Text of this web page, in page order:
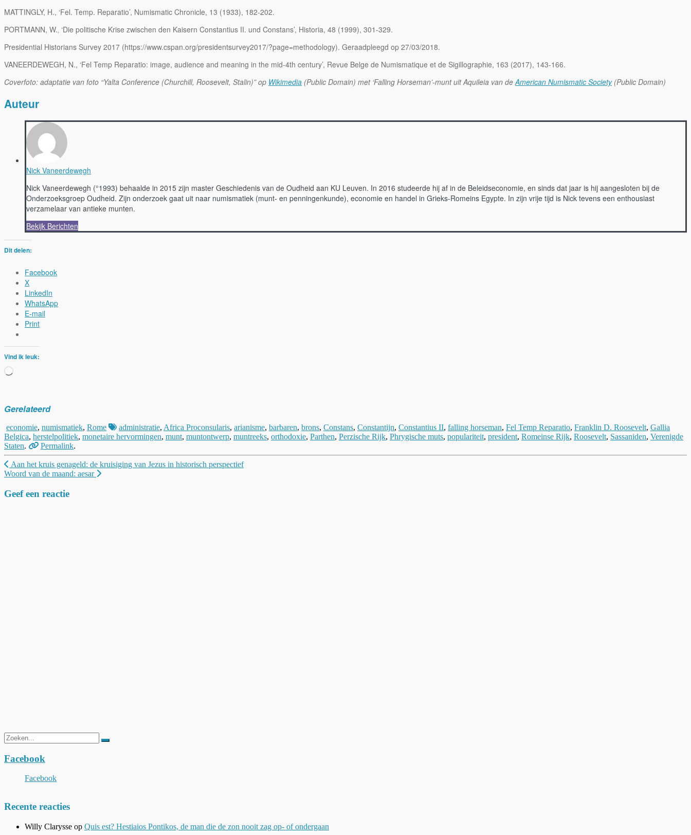
MATTINGLY, H., ‘Fel. Temp. Reparatio’, Numismatic Chronicle, 13 (1933), 182-202.
PORTMANN, W.‚ ‘Die politische Krise zwischen den Kaisern Constantius II. und Constans’, Historia, 48 (1999), 301-329.
Presidential Historians Survey 2017 (https://www.cspan.org/presidentsurvey2017/?page=methodology). Geraadpleegd op 27/03/2018.
VANEERDEWEGH, N., ‘Fel Temp Reparatio: image, audience and meaning in the mid-4th century’, Revue Belge de Numismatique et de Sigillographie, 163 (2017), 143-166.
Coverfoto: adaptatie van foto “Yalta Conference (Churchill, Roosevelt, Stalin)” op Wikimedia (Public Domain) met ‘Falling Horseman’-muntuit Aquileia van de American Numismatic Society(Public Domain)
Auteur
Nick Vaneerdewegh
Nick Vaneerdewegh (°1993) behaalde in 2015 zijn master Geschiedenis van de Oudheid aan KU Leuven. In 2016 studeerde hij af in de Beleidseconomie, en sinds dat jaar is hij aangesloten bij de
Onderzoeksgroep Oudheid. Zijn onderzoek gaat uit naar numismatiek (munt- en penningenkunde), economie en handel in Grieks-Romeins Egypte. In zijn vrije tijd is Nick tevens een enthousiast
verzamelaar van antieke munten.
Bekijk Berichten
Dit delen:
Facebook
X
LinkedIn
WhatsApp
E-mail
Print
Vind ik leuk:
Aan
Gerelateerd
economie, numismatiek, Rome administratie, Africa Proconsularis, arianisme, barbaren, brons, Constans, Constantijn, Constantius II, falling horseman, Fel Temp Reparatio, Franklin D. Roosevelt, Gallia
Belgica, herstelpolitiek, monetaire hervormingen, munt, muntontwerp, muntreeks, orthodoxie, Parthen, Perzische Rijk, Phrygische muts, populariteit, president, Romeinse Rijk, Roosevelt, Sassaniden, Verenigde
Staten. Permalink.
Berichtnavigatie
Aan het kruis genageld: de kruisiging van Jezus in historisch perspectief
Woord van de maand: aesar
Geef een reactie
Zoeken
naar:
Facebook
Facebook
Recente reacties
Willy Clarysse op Quis est? Hestiaios Pontikos, de man die de zon nooit zag op- of ondergaan